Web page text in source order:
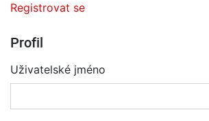
Registrovat se
Profil
Uživatelské jméno